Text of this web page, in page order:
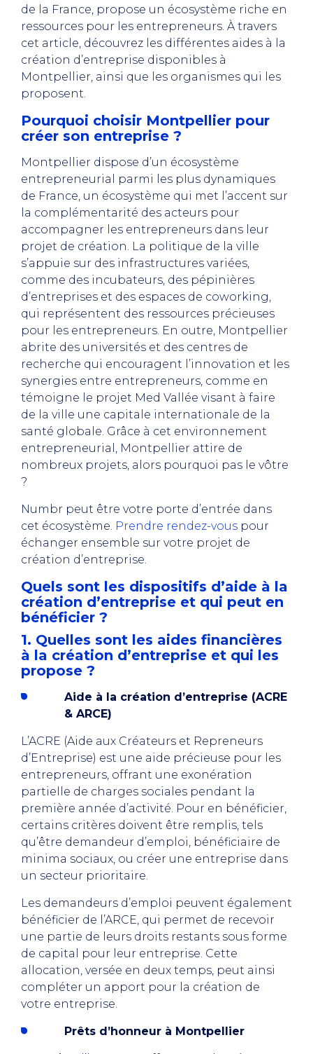
de la France, propose un écosystème riche en
ressources pour les entrepreneurs. À travers
cet article, découvrez les différentes aides à la
création d’entreprise disponibles à
Montpellier, ainsi que les organismes qui les
proposent.
Pourquoi choisir Montpellier pour
créer son entreprise ?
Montpellier dispose d’un écosystème
entrepreneurial parmi les plus dynamiques
de France, un écosystème qui met l’accent sur
la complémentarité des acteurs pour
accompagner les entrepreneurs dans leur
projet de création. La politique de la ville
s’appuie sur des infrastructures variées,
comme des incubateurs, des pépinières
d’entreprises et des espaces de coworking,
qui représentent des ressources précieuses
pour les entrepreneurs. En outre, Montpellier
abrite des universités et des centres de
recherche qui encouragent l’innovation et les
synergies entre entrepreneurs, comme en
témoigne le projet Med Vallée visant à faire
de la ville une capitale internationale de la
santé globale. Grâce à cet environnement
entrepreneurial, Montpellier attire de
nombreux projets, alors pourquoi pas le vôtre
?
Numbr peut être votre porte d’entrée dans
cet écosystème. Prendre rendez-vous pour
échanger ensemble sur votre projet de
création d’entreprise.
Quels sont les dispositifs d’aide à la
création d’entreprise et qui peut en
bénéficier ?
1. Quelles sont les aides financières
à la création d’entreprise et qui les
propose ?
Aide à la création d’entreprise (ACRE
& ARCE)
L’ACRE (Aide aux Créateurs et Repreneurs
d’Entreprise) est une aide précieuse pour les
entrepreneurs, offrant une exonération
partielle de charges sociales pendant la
première année d’activité. Pour en bénéficier,
certains critères doivent être remplis, tels
qu’être demandeur d’emploi, bénéficiaire de
minima sociaux, ou créer une entreprise dans
un secteur prioritaire.
Les demandeurs d’emploi peuvent également
bénéficier de l’ARCE, qui permet de recevoir
une partie de leurs droits restants sous forme
de capital pour leur entreprise. Cette
allocation, versée en deux temps, peut ainsi
compléter un apport pour la création de
votre entreprise.
Prêts d’honneur à Montpellier